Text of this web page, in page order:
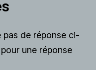
de réponse ci-
une réponse